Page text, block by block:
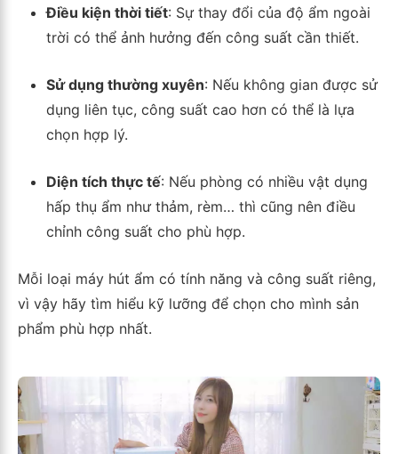
Điều kiện thời tiết: Sự thay đổi của độ ẩm ngoài
trời có thể ảnh hưởng đến công suất cần thiết.
Sử dụng thường xuyên: Nếu không gian được sử
dụng liên tục, công suất cao hơn có thể là lựa
chọn hợp lý.
Diện tích thực tế: Nếu phòng có nhiều vật dụng
hấp thụ ẩm như thảm, rèm… thì cũng nên điều
chỉnh công suất cho phù hợp.
Mỗi loại máy hút ẩm có tính năng và công suất riêng,
vì vậy hãy tìm hiểu kỹ lưỡng để chọn cho mình sản
phẩm phù hợp nhất.